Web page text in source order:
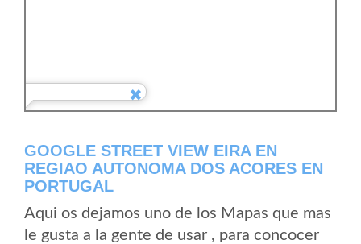
GOOGLE STREET VIEW EIRA EN
REGIAO AUTONOMA DOS ACORES EN
PORTUGAL
Aqui os dejamos uno de los Mapas que mas
le gusta a la gente de usar , para concocer